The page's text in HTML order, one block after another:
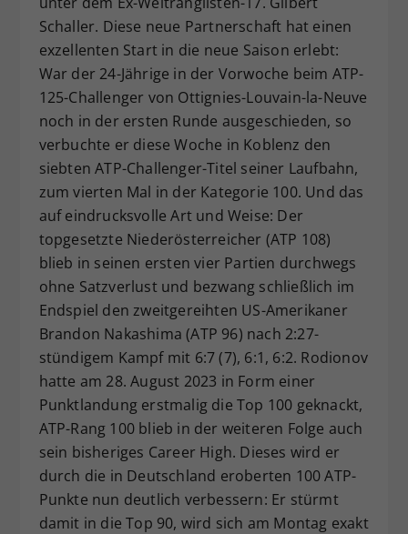
Schaller. Diese neue Partnerschaft hat einen
exzellenten Start in die neue Saison erlebt:
War der 24-Jährige in der Vorwoche beim ATP-
125-Challenger von Ottignies-Louvain-la-Neuve
noch in der ersten Runde ausgeschieden, so
verbuchte er diese Woche in Koblenz den
siebten ATP-Challenger-Titel seiner Laufbahn,
zum vierten Mal in der Kategorie 100. Und das
auf eindrucksvolle Art und Weise: Der
topgesetzte Niederösterreicher (ATP 108)
blieb in seinen ersten vier Partien durchwegs
ohne Satzverlust und bezwang schließlich im
Endspiel den zweitgereihten US-Amerikaner
Brandon Nakashima (ATP 96) nach 2:27-
stündigem Kampf mit 6:7 (7), 6:1, 6:2. Rodionov
hatte am 28. August 2023 in Form einer
Punktlandung erstmalig die Top 100 geknackt,
ATP-Rang 100 blieb in der weiteren Folge auch
sein bisheriges Career High. Dieses wird er
durch die in Deutschland eroberten 100 ATP-
Punkte nun deutlich verbessern: Er stürmt
damit in die Top 90, wird sich am Montag exakt
Zweck
Dieser Wert speichert Ihre Consent-
Einstellungen. Unter anderem eine
historische Speicherung Ihrer
vorgenommen Einstellungen, falls der
Webseiten-Betreiber dies eingestellt
hat.